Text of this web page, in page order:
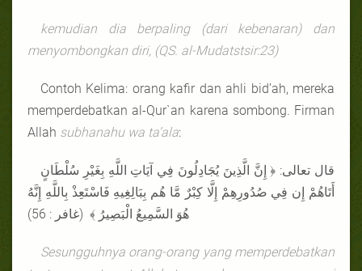
kemudian dia berpaling (dari kebenaran) dan
menyombongkan diri, (QS. al-Mudatstsir:23)
Contoh Kelima: orang kafir dan ahli bid’ah, mereka
memperdebatkan al-Qur`an karena sombong. Firman
Allah subhanahu wa ta’ala:
قال تعالى: ﴿ إِنَّ الَّذِينَ يُجَادِلُونَ فِي آيَاتِ اللَّهِ بِغَيْرِ سُلْطَانٍ
أَتَاهُمْ إِن فِي صُدُورِهِمْ إِلَّا كِبْرٌ مَّا هُم بِبَالِغِيهِ فَاسْتَعِذْ بِاللَّهِ إِنَّهُ
هُوَ السَّمِيعُ الْبَصِيرُ ﴾ (غافر : 56)
Sesungguhnya orang-orang yang memperdebatkan